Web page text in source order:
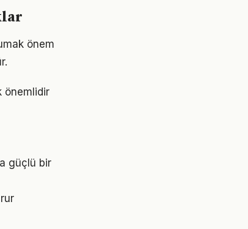
önem
önemlidir
güçlü bir